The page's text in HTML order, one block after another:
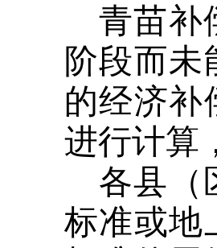
青苗补
阶段而
的经济补
进行计算
各县（
标准或地